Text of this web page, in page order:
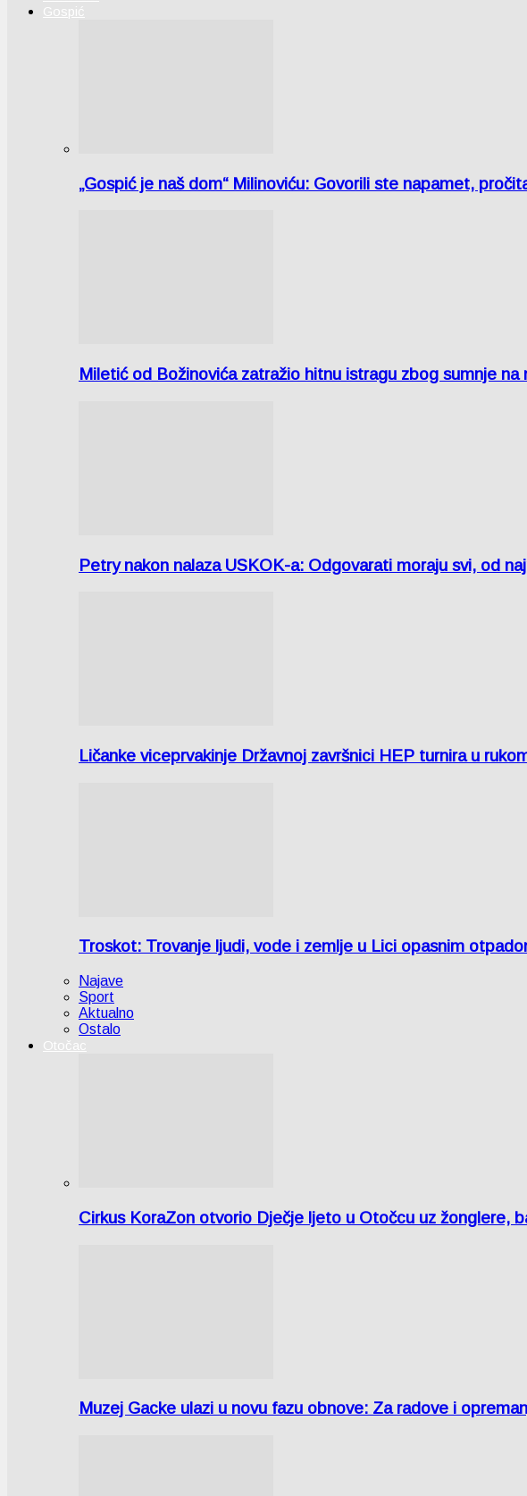
Gospić
„Gospić je naš dom“ Milinoviću: Govorili ste napamet,
Miletić od Božinovića zatražio hitnu istragu zbog sumnje
Petry nakon nalaza USKOK-a: Odgovarati moraju svi, od
Ličanke viceprvakinje Državnoj završnici HEP turnira u
Troskot: Trovanje ljudi, vode i zemlje u Lici opasnim
Najave
Sport
Aktualno
Ostalo
Otočac
Cirkus KoraZon otvorio Dječje ljeto u Otočcu uz žonglere,
Muzej Gacke ulazi u novu fazu obnove: Za radove i